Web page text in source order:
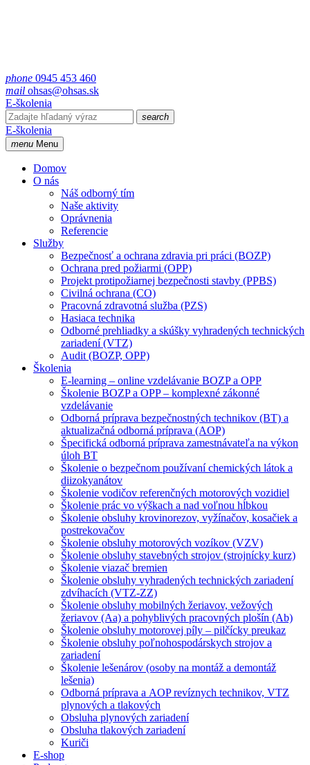
phone 0945 453 460
mail ohsas@ohsas.sk
E-školenia
search
E-školenia
menu Menu
Domov
O nás
Náš odborný tím
Naše aktivity
Oprávnenia
Referencie
Služby
Bezpečnosť a ochrana zdravia pri práci (BOZP)
Ochrana pred požiarmi (OPP)
Projekt protipožiarnej bezpečnosti stavby (PPBS)
Civilná ochrana (CO)
Pracovná zdravotná služba (PZS)
Hasiaca technika
Odborné prehliadky a skúšky vyhradených technických
zariadení (VTZ)
Audit (BOZP, OPP)
Školenia
E-learning – online vzdelávanie BOZP a OPP
Školenie BOZP a OPP – komplexné zákonné
vzdelávanie
Odborná príprava bezpečnostných technikov (BT) a
aktualizačná odborná príprava (AOP)
Špecifická odborná príprava zamestnávateľa na výkon
úloh BT
Školenie o bezpečnom používaní chemických látok a
diizokyanátov
Školenie vodičov referenčných motorových vozidiel
Školenie prác vo výškach a nad voľnou hĺbkou
Školenie obsluhy krovinorezov, vyžínačov, kosačiek a
postrekovačov
Školenie obsluhy motorových vozíkov (VZV)
Školenie obsluhy stavebných strojov (strojnícky kurz)
Školenie viazač bremien
Školenie obsluhy vyhradených technických zariadení
zdvíhacích (VTZ-ZZ)
Školenie obsluhy mobilných žeriavov, vežových
žeriavov (Aa) a pohyblivých pracovných plošín (Ab)
Školenie obsluhy motorovej píly – pilčícky preukaz
Školenie obsluhy poľnohospodárskych strojov a
zariadení
Školenie lešenárov (osoby na montáž a demontáž
lešenia)
Odborná príprava a AOP revíznych technikov, VTZ
plynových a tlakových
Obsluha plynových zariadení
Obsluha tlakových zariadení
Kuriči
E-shop